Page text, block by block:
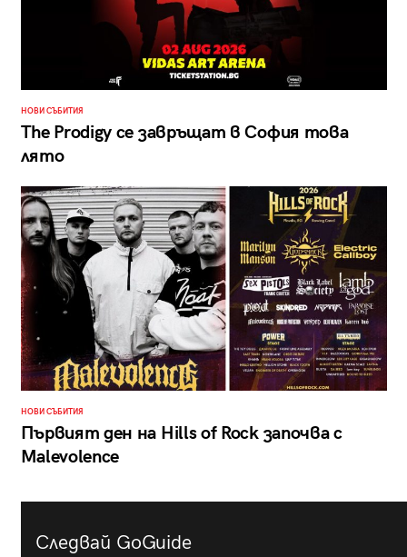
НОВИ СЪБИТИЯ
The Prodigy се завръщат в София това
лято
НОВИ СЪБИТИЯ
Първият ден на Hills of Rock започва с
Malevolence
Следвай GoGuide